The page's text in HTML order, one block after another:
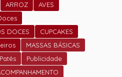
ARROZ
AVES
DOCES
CUPCAKES
MASSAS BÁSICAS
Publicidade